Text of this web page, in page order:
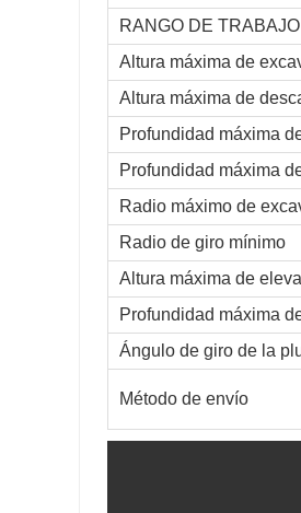
RANGO DE TRABAJO
Altura máxima de
Altura máxima de
Profundidad máxima
Profundidad máxima
Radio máximo de
Radio de giro mínimo
Altura máxima de
Profundidad máxima
Ángulo de giro de la
Método de envío